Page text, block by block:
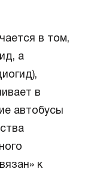
в том,
а
в
автобусы
к